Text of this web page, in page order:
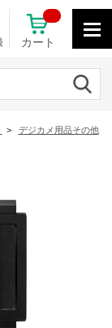
>
デジカメ用品その他